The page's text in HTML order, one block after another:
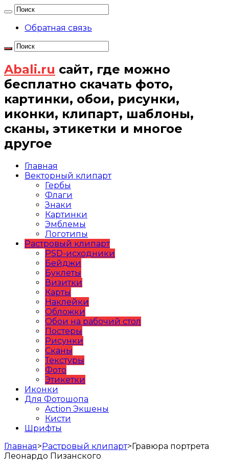
Обратная связь
Abali.ru сайт, где можно
бесплатно скачать фото,
картинки, обои, рисунки,
иконки, клипарт, шаблоны,
сканы, этикетки и многое
другое
Главная
Векторный клипарт
Гербы
Флаги
Знаки
Картинки
Эмблемы
Логотипы
Растровый клипарт
PSD-исходники
Бейджи
Буклеты
Визитки
Карты
Наклейки
Обложки
Обои на рабочий стол
Постеры
Рисунки
Сканы
Текстуры
Фото
Этикетки
Иконки
Для Фотошопа
Action Экшены
Кисти
Шрифты
Главная>Растровый клипарт>Гравюра портрета
Леонардо Пизанского